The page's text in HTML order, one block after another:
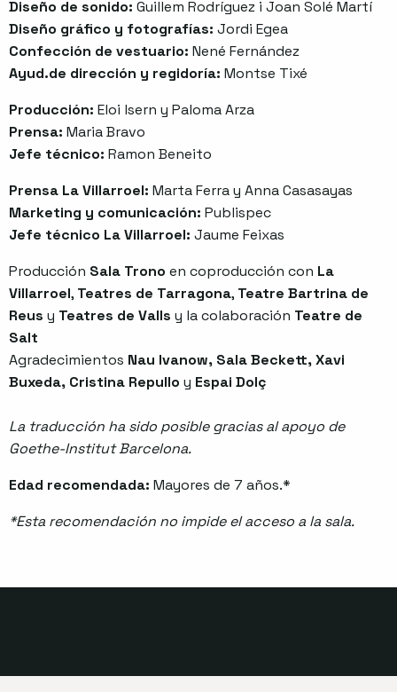
Diseño de sonido: Guillem Rodríguez i Joan Solé Martí
Diseño gráfico y fotografías: Jordi Egea
Confección de vestuario: Nené Fernández
Ayud.de dirección y regidoría: Montse Tixé
Producción: Eloi lsern y Paloma Arza
Prensa: Maria Bravo
Jefe técnico: Ramon Beneito
Prensa La Villarroel: Marta Ferra y Anna Casasayas
Marketing y comunicación: Publispec
Jefe técnico La Villarroel: Jaume Feixas
Producción Sala Trono en coproducción con La
Villarroel, Teatres de Tarragona, Teatre Bartrina de
Reus y Teatres de Valls y la colaboración Teatre de
Salt
Agradecimientos Nau lvanow, Sala Beckett, Xavi
Buxeda, Cristina Repullo y Espai Dolç
La traducción ha sido posible gracias al apoyo de
Goethe-Institut Barcelona.
Edad recomendada: Mayores de 7 años.*
*Esta recomendación no impide el acceso a la sala.